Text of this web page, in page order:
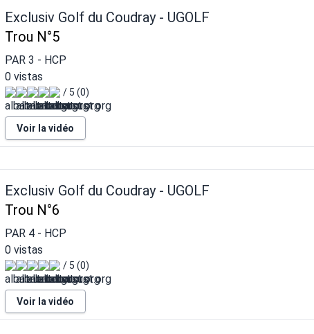
Exclusiv Golf du Coudray - UGOLF
Trou N°5
PAR 3 - HCP
0 vistas
/ 5 (0)
Voir la vidéo
Exclusiv Golf du Coudray - UGOLF
Trou N°6
PAR 4- HCP
0 vistas
/ 5 (0)
Voir la vidéo